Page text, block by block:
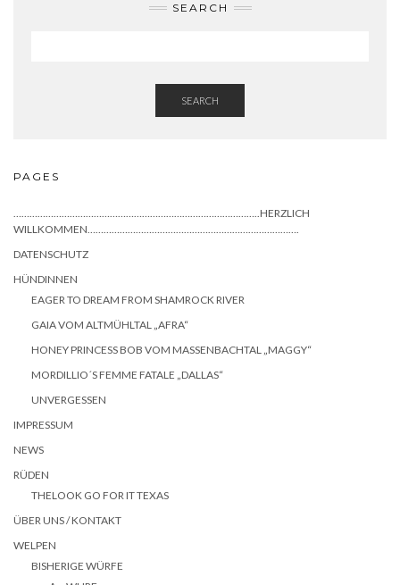
SEARCH
SEARCH
PAGES
………………………………………………………………………………..HERZLICH
WILLKOMMEN…………………………………………………………………….
DATENSCHUTZ
HÜNDINNEN
EAGER TO DREAM FROM SHAMROCK RIVER
GAIA VOM ALTMÜHLTAL „AFRA“
HONEY PRINCESS BOB VOM MASSENBACHTAL „MAGGY“
MORDILLIO´S FEMME FATALE „DALLAS“
UNVERGESSEN
IMPRESSUM
NEWS
RÜDEN
THELOOK GO FOR IT TEXAS
ÜBER UNS / KONTAKT
WELPEN
BISHERIGE WÜRFE